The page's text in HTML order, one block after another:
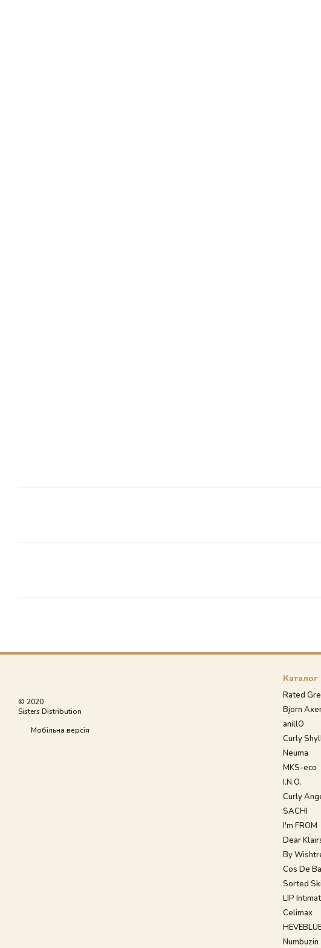
© 2020
Sisters Distribution
Мобільна версія
Каталог
Rated
Bjorn
anillO
Curly
Neuma
MKS-eco
I.N.O.
Curly
SACHI
I'm FROM
Dear
By
Cos De
Sorted
LIP
Celimax
Numbuzin